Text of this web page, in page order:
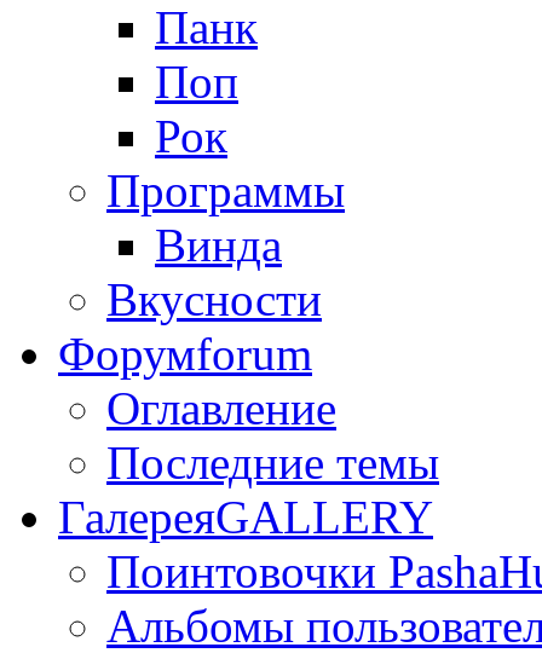
Панк
Поп
Рок
Программы
Винда
Вкусности
Форумforum
Оглавление
Последние темы
ГалереяGALLERY
Поинтовочки
Альбомы